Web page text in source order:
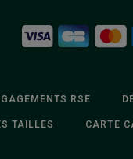
RSE
TAILLES CARTE